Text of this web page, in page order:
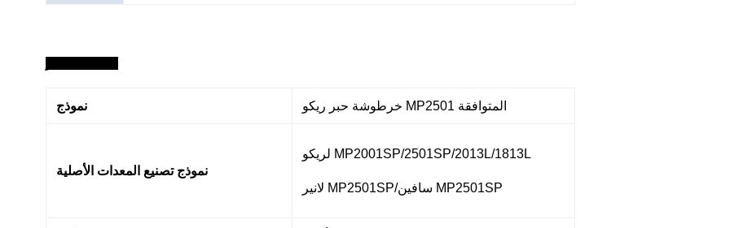
نموذج خرطوشة حبر ريكو MP2501 المتوافقة
نموذج تصنيع المعدات الأصلية
لريكو MP2001SP/2501SP/2013L/1813L
لانير MP2501SP/سافين MP2501SP